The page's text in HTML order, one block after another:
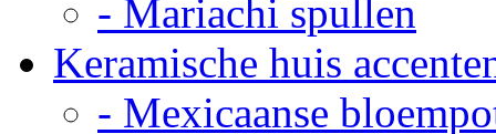
- Mariachi spullen
Keramische huis
- Mexicaanse